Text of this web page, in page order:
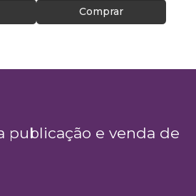
Comprar
publicação e venda de